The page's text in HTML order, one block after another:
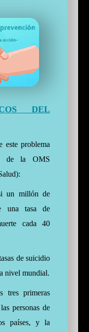
DEL
este problema
de la OMS
un millón de
una tasa de
cada 40
de suicidio
nivel mundial.
tres primeras
personas de
países, y la